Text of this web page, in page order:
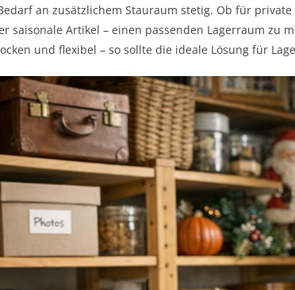
an zusätzlichem Stauraum stetig. Ob für private
saisonale Artikel – einen passenden Lagerraum zu
und flexibel – so sollte die ideale Lösung für